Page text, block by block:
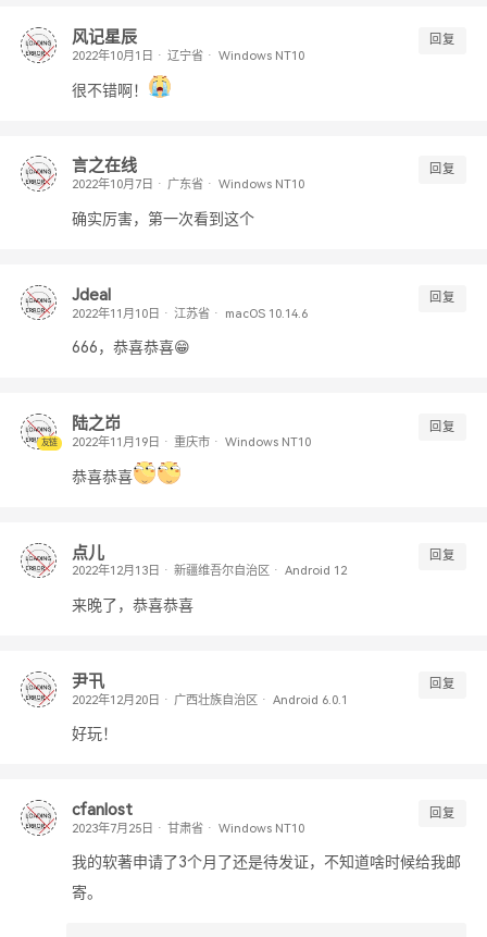
回复
风记星辰
辽宁省 Windows NT10
很不错啊！
回复
言之在线
广东省 Windows NT10
确实厉害，第一次看到这个
回复
Jdeal
江苏省 macOS 10.14.6
666，恭喜恭喜😁
友链
回复
陆之岇
重庆市 Windows NT10
恭喜恭喜
回复
点儿
新疆维吾尔自治区 Android 12
来晚了，恭喜恭喜
回复
尹卂
广西壮族自治区 Android 6.0.1
好玩！
回复
cfanlost
甘肃省 Windows NT10
我的软著申请了3个月了还是待发证，不知道啥时候给我邮
寄。